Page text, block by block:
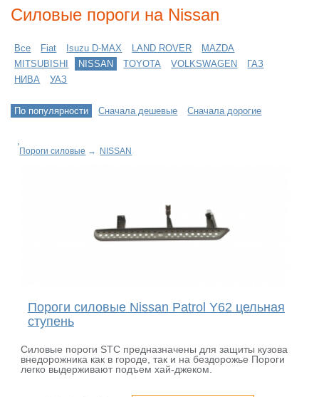
Силовые пороги на Nissan
Все Fiat Isuzu D-MAX LAND ROVER
MAZDA
MITSUBISHI
NISSAN TOYOTA VOLKSWAGEN
ГАЗ
НИВА
УАЗ
По популярности Сначала дешевые Сначала дорогие
Пороги силовые → NISSAN
Пороги силовые Nissan Patrol Y62 цельная
ступень
Силовые пороги STC предназначены для защиты кузова
внедорожника как в городе, так и на бездорожье Пороги
легко выдерживают подъем хай-джеком.